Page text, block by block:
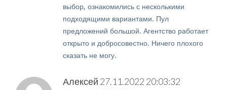
выбор, ознакомились с несколькими
подходящими вариантами. Пул
предложений большой. Агентство работает
открыто и добросовестно. Ничего плохого
сказать не могу.
Алексей 27.11.2022 20:03:32